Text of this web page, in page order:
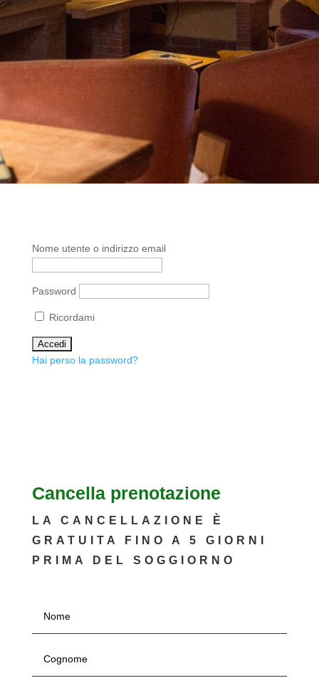
Nome utente o indirizzo email
Password
Ricordami
Hai perso la password?
Cancella prenotazione
LA CANCELLAZIONE È
GRATUITA FINO A 5 GIORNI
PRIMA DEL SOGGIORNO